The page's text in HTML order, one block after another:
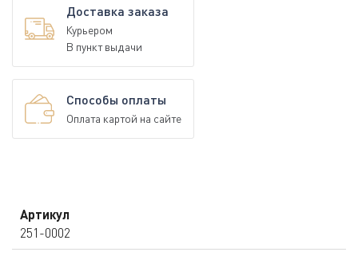
Доставка заказа
Курьером
В пункт выдачи
Способы оплаты
Оплата картой на сайте
Артикул
251-0002